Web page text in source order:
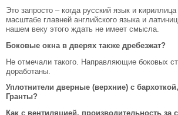
Это запросто – когда русский язык и
масштабе главней английского языка и
нашем веку этого ждать не имеет смысла.
Боковые окна в дверях также дребезжат?
Не отмечали такого. Направляющие боковых
доработаны.
Уплотнители дверные (верхние) с
Гранты?
Как с вентиляцией, производительность за